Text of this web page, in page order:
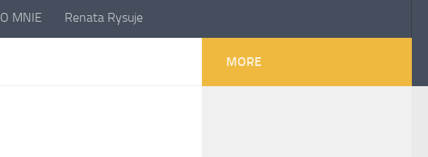
O MNIE Renata Rysuje
MORE